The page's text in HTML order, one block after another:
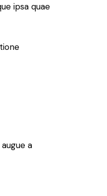
ipsa quae
a